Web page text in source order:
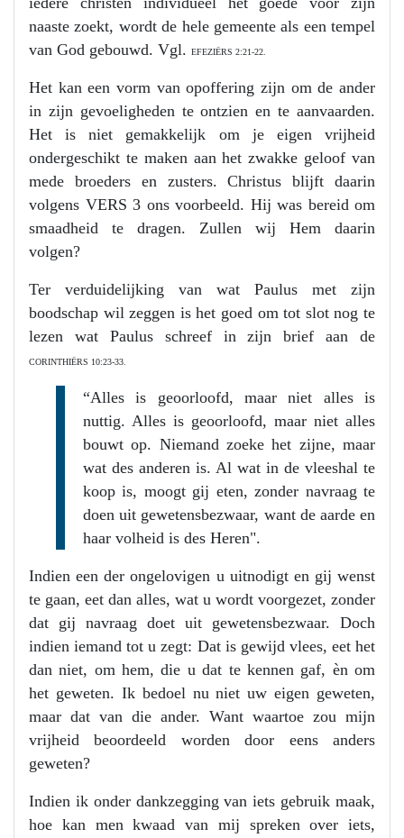
naaste zoekt, wordt de hele gemeente als een tempel
van God gebouwd. Vgl. EFEZIËRS 2:21-22.
Het kan een vorm van opoffering zijn om de ander
in zijn gevoeligheden te ontzien en te aanvaarden.
Het is niet gemakkelijk om je eigen vrijheid
ondergeschikt te maken aan het zwakke geloof van
mede broeders en zusters. Christus blijft daarin
volgens VERS 3 ons voorbeeld. Hij was bereid om
smaadheid te dragen. Zullen wij Hem daarin
volgen?
Ter verduidelijking van wat Paulus met zijn
boodschap wil zeggen is het goed om tot slot nog te
lezen wat Paulus schreef in zijn brief aan de
CORINTHIËRS 10:23-33.
“Alles is geoorloofd, maar niet alles is
nuttig. Alles is geoorloofd, maar niet alles
bouwt op. Niemand zoeke het zijne, maar
wat des anderen is. Al wat in de vleeshal te
koop is, moogt gij eten, zonder navraag te
doen uit gewetensbezwaar, want de aarde en
haar volheid is des Heren".
Indien een der ongelovigen u uitnodigt en gij wenst
te gaan, eet dan alles, wat u wordt voorgezet, zonder
dat gij navraag doet uit gewetensbezwaar. Doch
indien iemand tot u zegt: Dat is gewijd vlees, eet het
dan niet, om hem, die u dat te kennen gaf, èn om
het geweten. Ik bedoel nu niet uw eigen geweten,
maar dat van die ander. Want waartoe zou mijn
vrijheid beoordeeld worden door eens anders
geweten?
Indien ik onder dankzegging van iets gebruik maak,
hoe kan men kwaad van mij spreken over iets,